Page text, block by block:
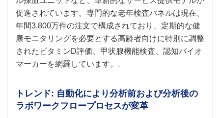
促進されています。専門的な老年検査パネルは現在、
年間3,800万件の注文で構成されており、定期的な健
康モニタリングを必要とする高齢者向けに特別に調整
されたビタミンD評価、甲状腺機能検査、認知バイオ
マーカーを網羅しています。.
トレンド: 自動化により分析前および分析後の
ラボワークフロープロセスが変革